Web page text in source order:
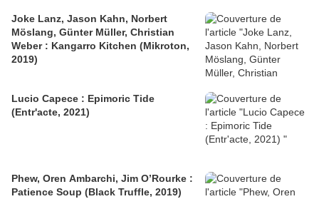
Joke Lanz, Jason Kahn, Norbert
Möslang, Günter Müller, Christian
Weber : Kangarro Kitchen (Mikroton,
2019)
Lucio Capece : Epimoric Tide
(Entr'acte, 2021)
Phew, Oren Ambarchi, Jim O’Rourke :
Patience Soup (Black Truffle, 2019)